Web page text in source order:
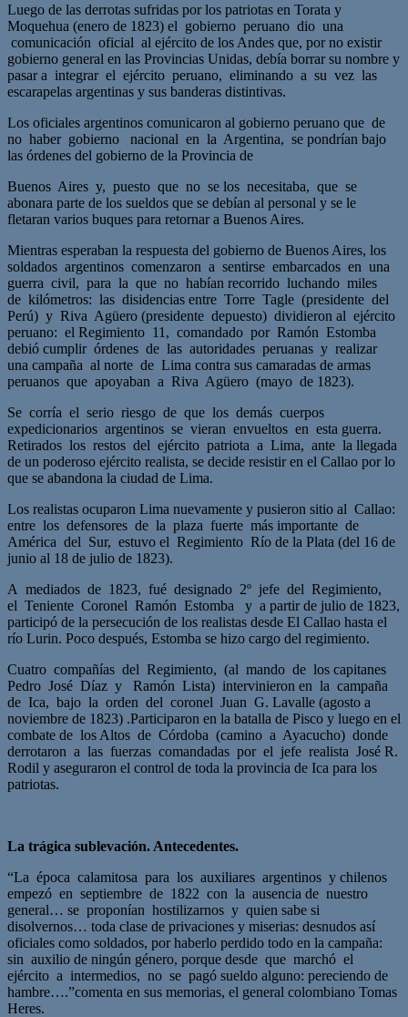
Luego de las derrotas sufridas por los patriotas en Torata y
Moquehua (enero de 1823) el gobierno peruano dio una
comunicación oficial al ejército de los Andes que, por no existir
gobierno general en las Provincias Unidas, debía borrar su nombre y
pasar a integrar el ejército peruano, eliminando a su vez las
escarapelas argentinas y sus banderas distintivas.
Los oficiales argentinos comunicaron al gobierno peruano que de
no haber gobierno nacional en la Argentina, se pondrían bajo
las órdenes del gobierno de la Provincia de
Buenos Aires y, puesto que no se los necesitaba, que se
abonara parte de los sueldos que se debían al personal y se le
fletaran varios buques para retornar a Buenos Aires.
Mientras esperaban la respuesta del gobierno de Buenos Aires, los
soldados argentinos comenzaron a sentirse embarcados en una
guerra civil, para la que no habían recorrido luchando miles
de kilómetros: las disidencias entre Torre Tagle (presidente del
Perú) y Riva Agüero (presidente depuesto) dividieron al ejército
peruano: el Regimiento 11, comandado por Ramón Estomba
debió cumplir órdenes de las autoridades peruanas y realizar
una campaña al norte de Lima contra sus camaradas de armas
peruanos que apoyaban a Riva Agüero (mayo de 1823).
Se corría el serio riesgo de que los demás cuerpos
expedicionarios argentinos se vieran envueltos en esta guerra.
Retirados los restos del ejército patriota a Lima, ante la llegada
de un poderoso ejército realista, se decide resistir en el Callao por lo
que se abandona la ciudad de Lima.
Los realistas ocuparon Lima nuevamente y pusieron sitio al Callao:
entre los defensores de la plaza fuerte más importante de
América del Sur, estuvo el Regimiento Río de la Plata (del 16 de
junio al 18 de julio de 1823).
A mediados de 1823, fué designado 2º jefe del Regimiento,
el Teniente Coronel Ramón Estomba y a partir de julio de 1823,
participó de la persecución de los realistas desde El Callao hasta el
río Lurin. Poco después, Estomba se hizo cargo del regimiento.
Cuatro compañías del Regimiento, (al mando de los capitanes
Pedro José Díaz y Ramón Lista) intervinieron en la campaña
de Ica, bajo la orden del coronel Juan G. Lavalle (agosto a
noviembre de 1823) .Participaron en la batalla de Pisco y luego en el
combate de los Altos de Córdoba (camino a Ayacucho) donde
derrotaron a las fuerzas comandadas por el jefe realista José R.
Rodil y aseguraron el control de toda la provincia de Ica para los
patriotas.
La trágica sublevación. Antecedentes.
“La época calamitosa para los auxiliares argentinos y chilenos
empezó en septiembre de 1822 con la ausencia de nuestro
general… se proponían hostilizarnos y quien sabe si
disolvernos… toda clase de privaciones y miserias: desnudos así
oficiales como soldados, por haberlo perdido todo en la campaña:
sin auxilio de ningún género, porque desde que marchó el
ejército a intermedios, no se pagó sueldo alguno: pereciendo de
hambre….”comenta en sus memorias, el general colombiano Tomas
Heres.